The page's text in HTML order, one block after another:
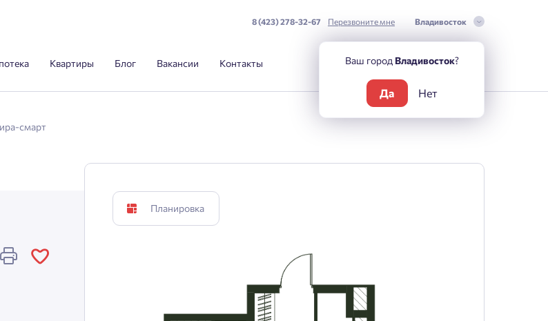
8 (423) 278-32-67 Перезвоните мне Владивосток
Квартиры Блог Вакансии Контакты
смарт
Планировка
Ваш город Владивосток?
Да Нет